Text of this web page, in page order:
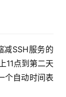
减SSH服务的
11点到第二天
个自动时间表